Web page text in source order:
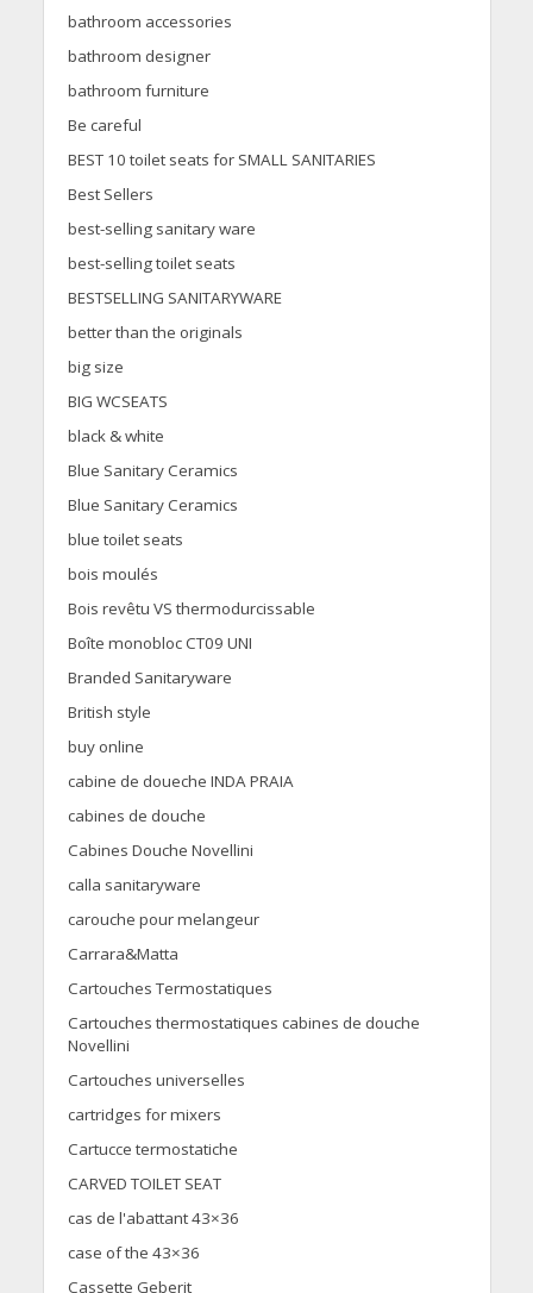
bathroom accessories
bathroom designer
bathroom furniture
Be careful
BEST 10 toilet seats for SMALL SANITARIES
Best Sellers
best-selling sanitary ware
best-selling toilet seats
BESTSELLING SANITARYWARE
better than the originals
big size
BIG WCSEATS
black & white
Blue Sanitary Ceramics
Blue Sanitary Ceramics
blue toilet seats
bois moulés
Bois revêtu VS thermodurcissable
Boîte monobloc CT09 UNI
Branded Sanitaryware
British style
buy online
cabine de doueche INDA PRAIA
cabines de douche
Cabines Douche Novellini
calla sanitaryware
carouche pour melangeur
Carrara&Matta
Cartouches Termostatiques
Cartouches thermostatiques cabines de douche
Novellini
Cartouches universelles
cartridges for mixers
Cartucce termostatiche
CARVED TOILET SEAT
cas de l'abattant 43×36
case of the 43×36
Cassette Geberit